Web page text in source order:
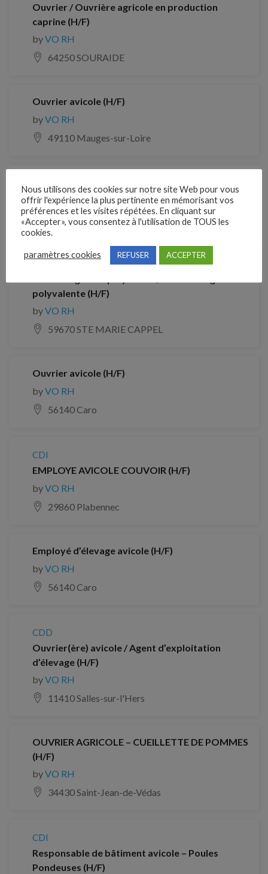
Ouvrier / Ouvrière agricole en production
caprine (H/F)
byVO RH
64250 SOURAIDE
Ouvrier avicole (H/F)
byVO RH
49110 Mauges-sur-Loire
byVO RH
49120 Chemillé-en-Anjou
polyvalente (H/F)
byVO RH
59670 STE MARIE CAPPEL
Ouvrier avicole (H/F)
byVO RH
56140 Caro
CDI
EMPLOYE AVICOLE COUVOIR (H/F)
byVO RH
29860 Plabennec
Employé d’élevage avicole (H/F)
byVO RH
56140 Caro
CDD
Ouvrier(ère) avicole / Agent d’exploitation
d’élevage (H/F)
byVO RH
11410 Salles-sur-l'Hers
OUVRIER AGRICOLE – CUEILLETTE DE POMMES
(H/F)
byVO RH
34430 Saint-Jean-de-Védas
CDI
Responsable de bâtiment avicole – Poules
Pondeuses (H/F)
Nous utilisons des cookies sur notre site Web pour vous
offrir l'expérience la plus pertinente en mémorisant vos
préférences et les visites répétées. En cliquant sur
«Accepter», vous consentez à l'utilisation de TOUS les
cookies.
paramètres cookies REFUSER ACCEPTER